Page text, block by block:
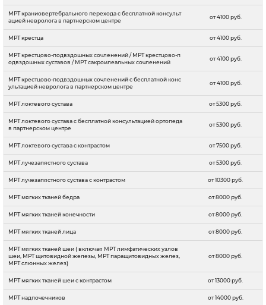
МРТ краниовертебрального перехода с бесплатной консульт
ацией невролога в партнерском центре
от 4100 руб.
МРТ крестца от 4100 руб.
МРТ крестцово-подвздошных сочленений / МРТ крестцово-п
одвздошных суставов / МРТ сакроилеальных сочленений
от 4100 руб.
МРТ крестцово-подвздошных сочленений с бесплатной конс
ультацией невролога в партнерском центре
от 4100 руб.
МРТ локтевого сустава от 5300 руб.
МРТ локтевого сустава с бесплатной консультацией ортопеда
в партнерском центре
от 5300 руб.
МРТ локтевого сустава с контрастом от 7500 руб.
МРТ лучезапястного сустава от 5300 руб.
МРТ лучезапястного сустава с контрастом от 10300 руб.
МРТ мягких тканей бедра от 8000 руб.
МРТ мягких тканей конечности от 8000 руб.
МРТ мягких тканей лица от 8000 руб.
МРТ мягких тканей шеи ( включая МРТ лимфатических узлов
шеи, МРТ щитовидной железы, МРТ паращитовидных желез,
МРТ слюнных желез)
от 8000 руб.
МРТ мягких тканей шеи с контрастом от 13000 руб.
МРТ надпочечников от 14000 руб.